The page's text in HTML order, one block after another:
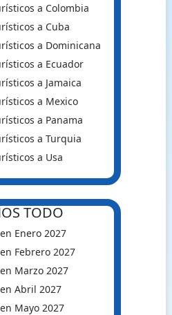
a Colombia
a Cuba
a Dominicana
a Ecuador
a Jamaica
a Mexico
a Panama
a Turquia
a Usa
TODO
Enero 2027
Febrero 2027
Marzo 2027
Abril 2027
Mayo 2027